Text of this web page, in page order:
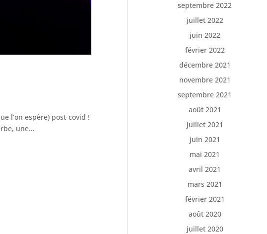
l’on espère) post-covid !
une...
septembre 2022
juillet 2022
juin 2022
février 2022
décembre 2021
novembre 2021
septembre 2021
août 2021
juillet 2021
juin 2021
mai 2021
avril 2021
mars 2021
février 2021
août 2020
juillet 2020